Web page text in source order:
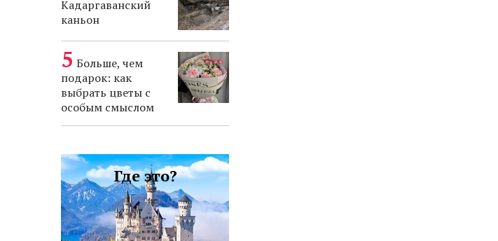
Кадаргаванский
каньон
Больше, чем
подарок: как
выбрать цветы с
особым смыслом
Где это?